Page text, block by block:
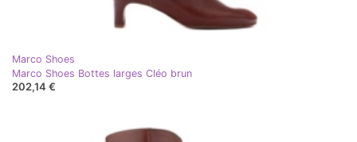
Marco Shoes
Marco Shoes Bottes larges Cléo brun
202,14 €